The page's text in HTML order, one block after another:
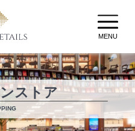
MENU
ストア